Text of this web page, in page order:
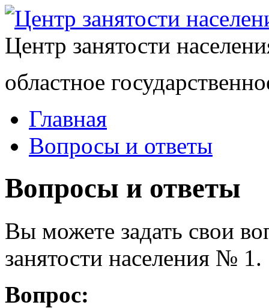
Центр занятости
областное
Главная
Вопросы и ответы
Вопросы и ответы
Вы можете задать свои
занятости населения № 1.
Вопрос: